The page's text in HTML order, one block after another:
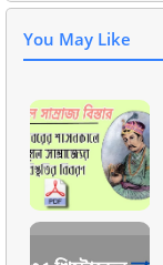
You May Like